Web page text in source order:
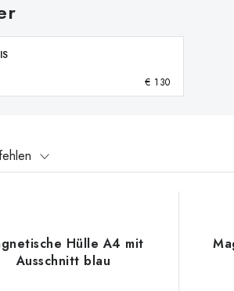
€ 130
Hülle A4 mit
Ausschnitt blau